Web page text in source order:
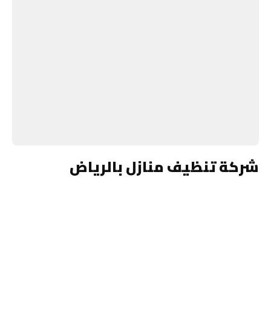
شركة تنظيف منازل بالرياض